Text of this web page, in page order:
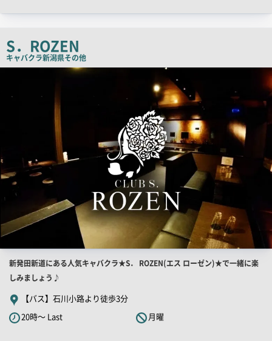
ピ
ー
S．ROZEN
キャバクラ新潟県その他
店
店
舗
PR
キ
ャ
新発田新道にある人気キャバクラ★S． ROZEN(エス ローゼン)★で一緒に楽
しみましょう♪
【バス】石川小路より徒歩3分
20時～ Last
月曜